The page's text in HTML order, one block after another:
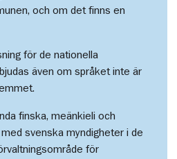
och om det finns en
för de nationella
även om språket inte är
finska, meänkieli och
svenska myndigheter i de
för